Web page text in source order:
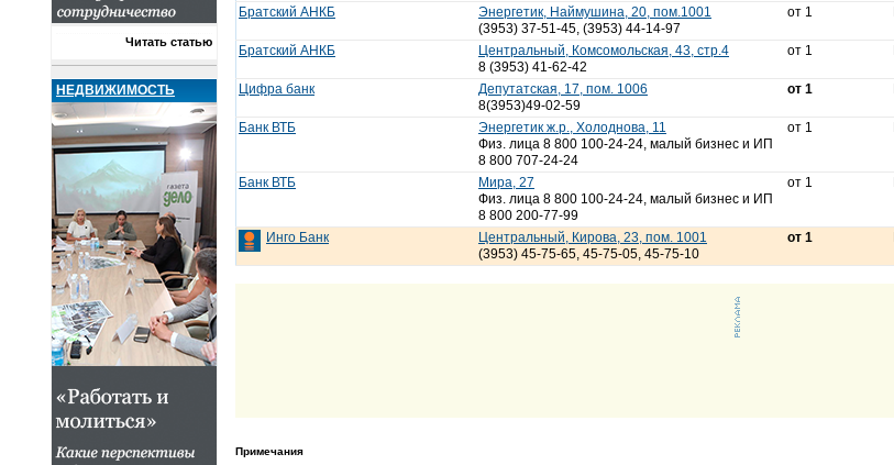
Читать статью
НЕДВИЖИМОСТЬ
Братский АНКБ
Энергетик, Наймушина, 20, пом.1001
(3953) 37-51-45, (3953) 44-14-97
от 1
Братский АНКБ
Центральный, Комсомольская, 43, стр.4
8 (3953) 41-62-42
от 1
Цифра банк
Депутатская, 17, пом. 1006
8(3953)49-02-59
от 1
Банк ВТБ
Энергетик ж.р., Холоднова, 11
Физ. лица 8 800 100-24-24, малый бизнес и ИП
8 800 707-24-24
от 1
Банк ВТБ
Мира, 27
Физ. лица 8 800 100-24-24, малый бизнес и ИП
8 800 200-77-99
от 1
Инго Банк
Центральный, Кирова, 23, пом. 1001
(3953) 45-75-65, 45-75-05, 45-75-10
от 1
Примечания